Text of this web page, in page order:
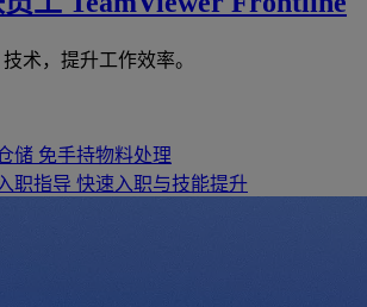
术，提升工作效率。
储 免手持物料处理
职指导 快速入职与技能提升